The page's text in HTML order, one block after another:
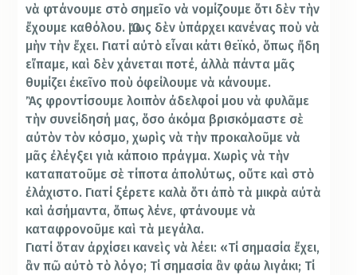
νὰ φτάνουμε στὸ σημεῖο νὰ νομίζουμε ὅτι δὲν τὴν
ἔχουμε καθόλου. Ὅμως δὲν ὑπάρχει κανένας ποὺ νὰ
μὴν τὴν ἔχει. Γιατί αὐτὸ εἶναι κάτι θεϊκό, ὅπως ἤδη
εἴπαμε, καὶ δὲν χάνεται ποτέ, ἀλλὰ πάντα μᾶς
θυμίζει ἐκεῖνο ποὺ ὀφείλουμε νὰ κάνουμε.
Ἂς φροντίσουμε λοιπὸν ἀδελφοί μου νὰ φυλᾶμε
τὴν συνείδησή μας, ὅσο ἀκόμα βρισκόμαστε σὲ
αὐτὸν τὸν κόσμο, χωρὶς νὰ τὴν προκαλοῦμε νὰ
μᾶς ἐλέγξει γιὰ κάποιο πράγμα. Χωρὶς νὰ τὴν
καταπατοῦμε σὲ τίποτα ἀπολύτως, οὔτε καὶ στὸ
ἐλάχιστο. Γιατί ξέρετε καλὰ ὅτι ἀπὸ τὰ μικρὰ αὐτὰ
καὶ ἀσήμαντα, ὅπως λένε, φτάνουμε νὰ
καταφρονοῦμε καὶ τὰ μεγάλα.
Γιατί ὅταν ἀρχίσει κανεὶς νὰ λέει: «Τί σημασία ἔχει,
ἂν πῶ αὐτὸ τὸ λόγο; Τί σημασία ἂν φάω λιγάκι; Τί